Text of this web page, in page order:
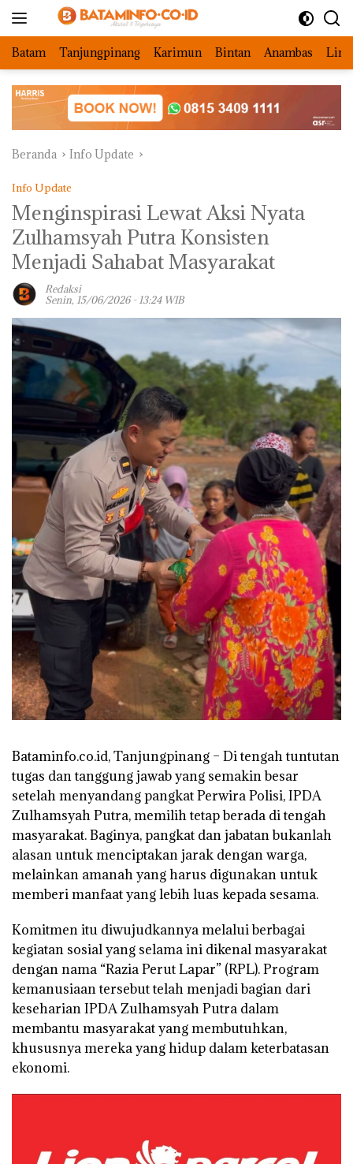
Batam Tanjungpinang Karimun Bintan Anambas
Beranda Info Update
Info Update
Menginspirasi Lewat Aksi Nyata
Zulhamsyah Putra Konsisten
Menjadi Sahabat Masyarakat
Redaksi
Senin, 15/06/2026 - 13:24 WIB
Bataminfo.co.id, Tanjungpinang – Di tengah tuntutan
tugas dan tanggung jawab yang semakin besar
setelah menyandang pangkat Perwira Polisi, IPDA
Zulhamsyah Putra, memilih tetap berada di tengah
masyarakat. Baginya, pangkat dan jabatan bukanlah
alasan untuk menciptakan jarak dengan warga,
melainkan amanah yang harus digunakan untuk
memberi manfaat yang lebih luas kepada sesama.
Komitmen itu diwujudkannya melalui berbagai
kegiatan sosial yang selama ini dikenal masyarakat
dengan nama “Razia Perut Lapar” (RPL). Program
kemanusiaan tersebut telah menjadi bagian dari
keseharian IPDA Zulhamsyah Putra dalam
membantu masyarakat yang membutuhkan,
khususnya mereka yang hidup dalam keterbatasan
ekonomi.